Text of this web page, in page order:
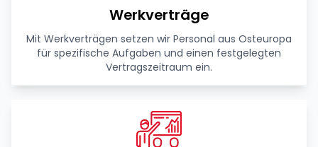
Werkverträge
Mit Werkverträgen setzen wir Personal aus Osteuropa
für spezifische Aufgaben und einen festgelegten
Vertragszeitraum ein.